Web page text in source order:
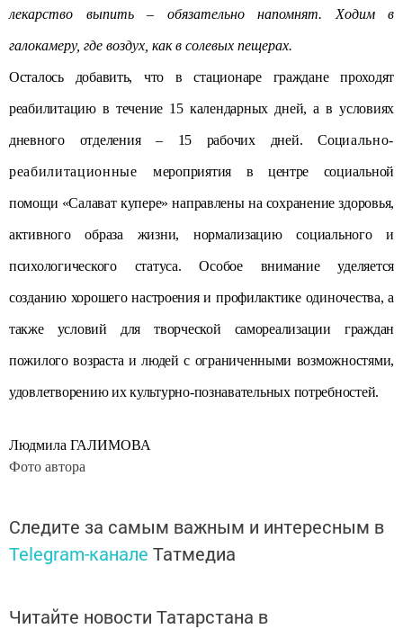
лекарство выпить – обязательно напомнят. Ходим в
галокамеру, где воздух, как в солевых пещерах.
Осталось добавить, что в стационаре граждане проходят
реабилитацию в течение 15 календарных дней, а в условиях
дневного отделения – 15 рабочих дней. Социально-
реабилитационные мероприятия в центре социальной
помощи «Салават купере» направлены на сохранение здоровья,
активного образа жизни, нормализацию социального и
психологического статуса. Особое внимание уделяется
созданию хорошего настроения и профилактике одиночества, а
также условий для творческой самореализации граждан
пожилого возраста и людей с ограниченными возможностями,
удовлетворению их культурно-познавательных потребностей.
Людмила ГАЛИМОВА
Фото автора
Следите за самым важным и интересным в
Telegram-канале Татмедиа
Читайте новости Татарстана в